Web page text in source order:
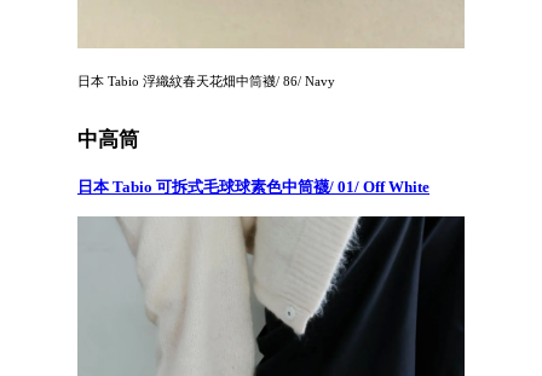
日本 Tabio 浮織紋春天花畑中筒襪/ 86/ Navy
中高筒
日本 Tabio 可拆式毛球球素色中筒襪/ 01/ Off White